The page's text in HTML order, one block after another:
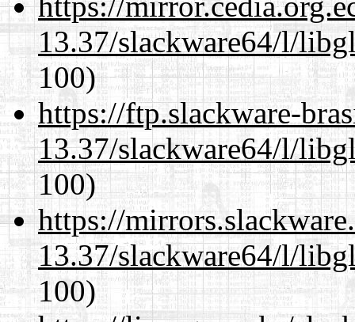
13.37/slackware64/l/
100)
https://ftp.slackware-
13.37/slackware64/l/
100)
https://
13.37/slackware64/l/
100)